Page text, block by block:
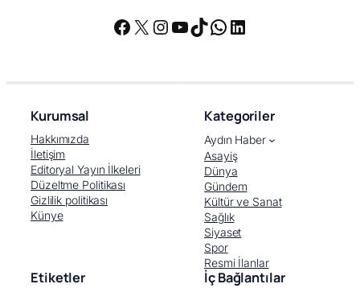
Facebook
X Instagram
YouTube
TikTok
WhatsApp
LinkedIn
Kurumsal
Hakkımızda
İletişim
Editoryal Yayın İlkeleri
Düzeltme Politikası
Gizlilik politikası
Künye
Kategoriler
Aydın Haber
Asayiş
Dünya
Gündem
Kültür ve Sanat
Sağlık
Siyaset
Spor
Resmi İlanlar
Etiketler İç Bağlantılar